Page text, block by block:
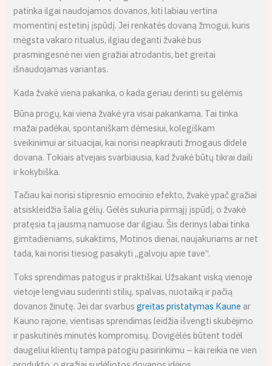
patinka ilgai naudojamos dovanos, kiti labiau vertina
momentinį estetinį įspūdį. Jei renkatės dovaną žmogui, kuris
mėgsta vakaro ritualus, ilgiau deganti žvakė bus
prasmingesnė nei vien gražiai atrodantis, bet greitai
išnaudojamas variantas.
Kada žvakė viena pakanka, o kada geriau derinti su gėlėmis
Būna progų, kai viena žvakė yra visai pakankama. Tai tinka
mažai padėkai, spontaniškam dėmesiui, kolegiškam
sveikinimui ar situacijai, kai norisi neapkrauti žmogaus didele
dovana. Tokiais atvejais svarbiausia, kad žvakė būtų tikrai daili
ir kokybiška.
Tačiau kai norisi stipresnio emocinio efekto, žvakė ypač gražiai
atsiskleidžia šalia gėlių. Gėlės sukuria pirmąjį įspūdį, o žvakė
pratęsia tą jausmą namuose dar ilgiau. Šis derinys labai tinka
gimtadieniams, sukaktims, Motinos dienai, naujakuriams ar net
tada, kai norisi tiesiog pasakyti „galvoju apie tave“.
Toks sprendimas patogus ir praktiškai. Užsakant viską vienoje
vietoje lengviau suderinti stilių, spalvas, nuotaiką ir pačią
dovanos žinutę. Jei dar svarbusgreitas pristatymas Kaune ar
Kauno rajone, vientisas sprendimas leidžia išvengti skubėjimo
ir paskutinės minutės kompromisų. Dovigėlės būtent todėl
daugeliui klientų tampa patogiu pasirinkimu – kai reikia ne vien